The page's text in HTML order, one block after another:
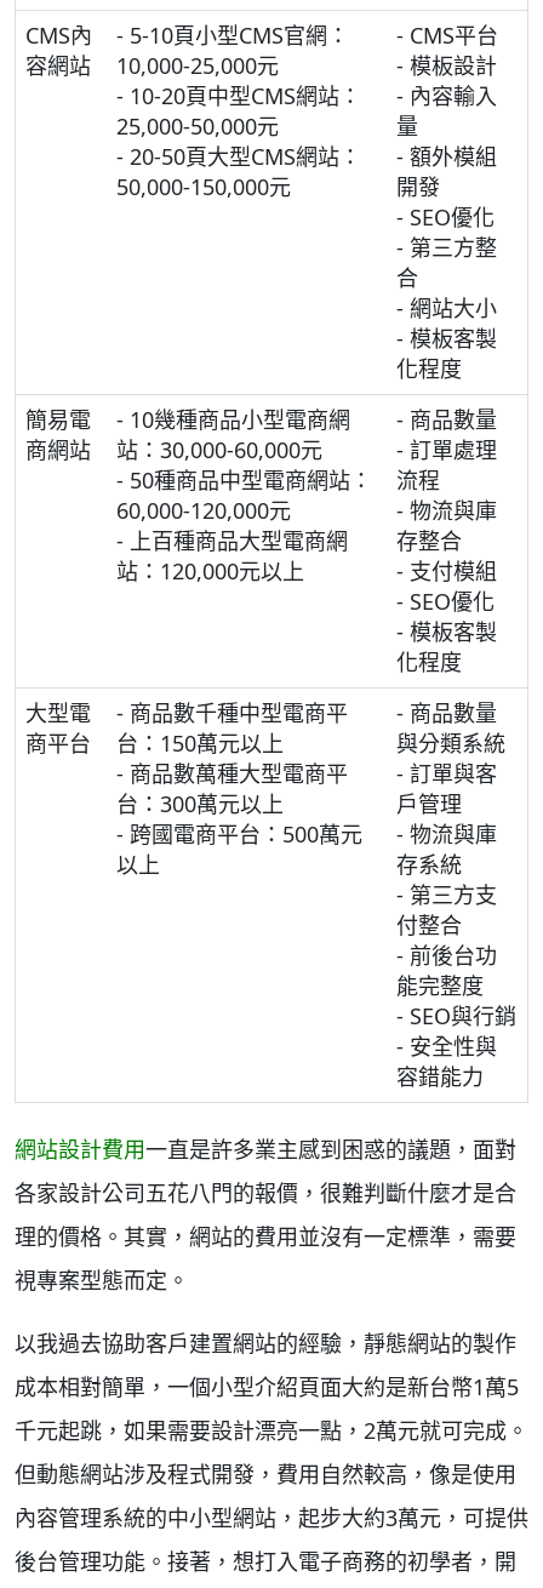
CMS內
容網站
- 5-10頁小型CMS官網：
10,000-25,000元
- 10-20頁中型CMS網站：
25,000-50,000元
- 20-50頁大型CMS網站：
50,000-150,000元
- CMS平台
- 模板設計
- 內容輸入
量
- 額外模組
開發
- SEO優化
- 第三方整
合
- 網站大小
- 模板客製
化程度
簡易電
商網站
- 10幾種商品小型電商網
站：30,000-60,000元
- 50種商品中型電商網站：
60,000-120,000元
- 上百種商品大型電商網
站：120,000元以上
- 商品數量
- 訂單處理
流程
- 物流與庫
存整合
- 支付模組
- SEO優化
- 模板客製
化程度
大型電
商平台
- 商品數千種中型電商平
台：150萬元以上
- 商品數萬種大型電商平
台：300萬元以上
- 跨國電商平台：500萬元
以上
- 商品數量
與分類系統
- 訂單與客
戶管理
- 物流與庫
存系統
- 第三方支
付整合
- 前後台功
能完整度
- SEO與行銷
- 安全性與
容錯能力
網站設計費用一直是許多業主感到困惑的議題，面對
各家設計公司五花八門的報價，很難判斷什麼才是合
理的價格。其實，網站的費用並沒有一定標準，需要
視專案型態而定。
以我過去協助客戶建置網站的經驗，靜態網站的製作
成本相對簡單，一個小型介紹頁面大約是新台幣1萬5
千元起跳，如果需要設計漂亮一點，2萬元就可完成。
但動態網站涉及程式開發，費用自然較高，像是使用
內容管理系統的中小型網站，起步大約3萬元，可提供
後台管理功能。接著，想打入電子商務的初學者，開